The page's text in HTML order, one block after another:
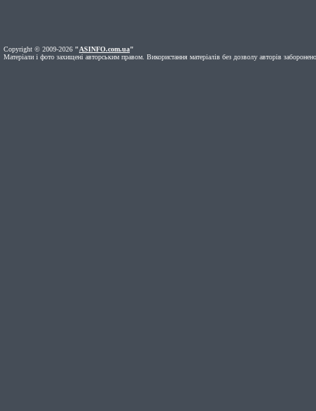
Copyright © 2009-2026 "ASINFO.com.ua"
Матеріали і фото захищені авторським правом. Використання матеріалів без дозволу авторів